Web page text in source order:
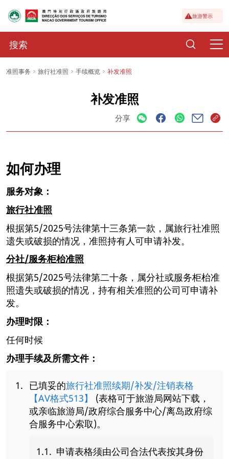
旅游警示
准照事务 旅行社准照 手续概览 补发准照
补发准照
分享
如何办理
服务对象：
旅行社准照
根据第5/2025号法律第十三条第一款，属旅行社准照
遗失或破损的情况，准照持有人可申请补发。
分社/服务柜枱准照
根据第5/2025号法律第二十条，属分社或服务柜枱准
照遗失或破损的情况，持有相关准照的公司可申请补
发。
办理时限：
任何时候
办理手续及所需文件：
已填妥的旅行社准照续期/补发/注销表格
【AV格式513】
(表格可于旅游局网站下载，
或亲临旅游局/政府综合服务中心/离岛政府综
合服务中心索取)。
申请表格须由公司合法代表按其身份